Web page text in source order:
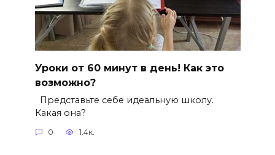
Уроки от 60 минут в день! Как это
возможно?
Представьте себе идеальную школу.
Какая она?
0 1.4к.